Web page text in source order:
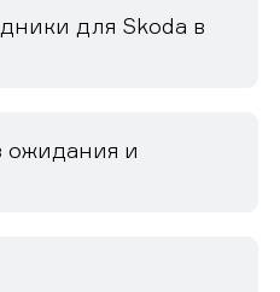
для Skoda в
ожидания и